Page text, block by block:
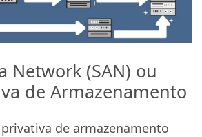
Network (SAN) ou
de Armazenamento
de armazenamento